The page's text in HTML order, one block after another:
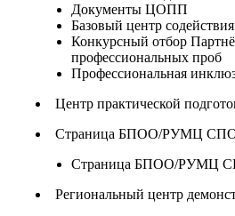
Документы ЦОПП
Базовый центр
Конкурсный отбор
профессиональных проб
Профессиональная
Центр практической
Страница БПОО/РУМЦ
Страница БПОО/РУМЦ
Региональный центр